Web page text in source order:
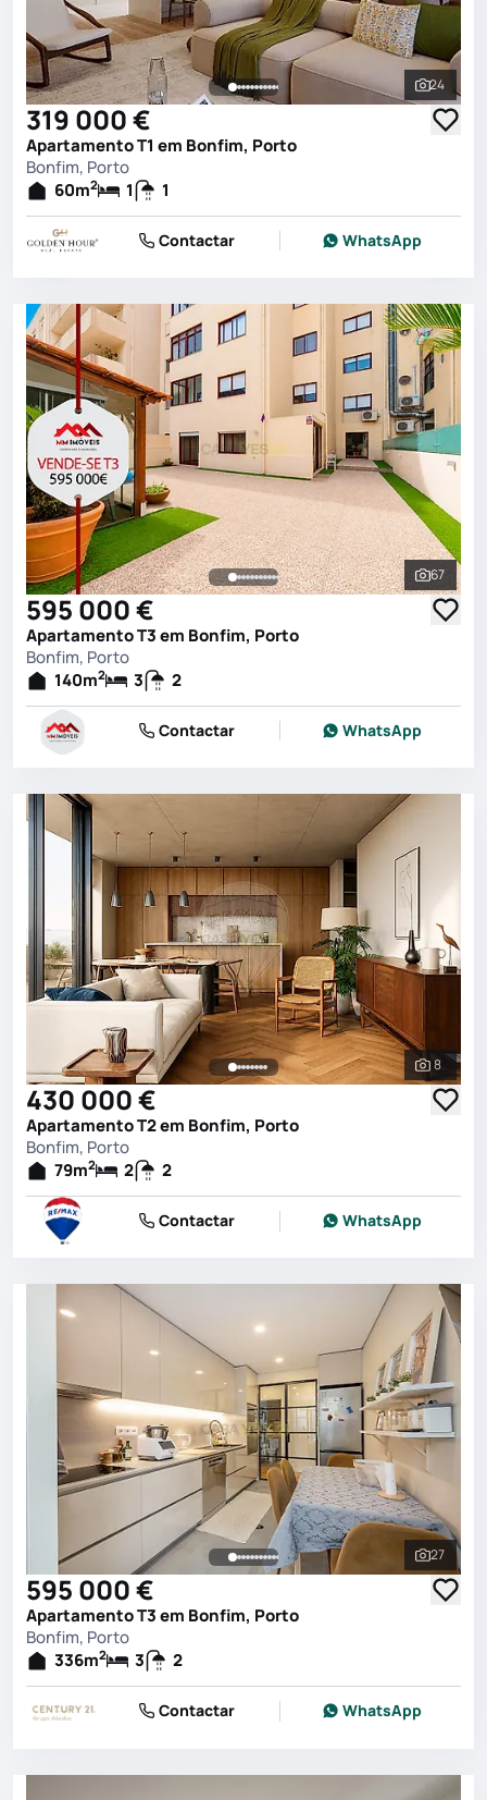
Ver
24
319 000 €
Apartamento T1 em Bonfim, Porto
Bonfim, Porto
60m2 1 1
Contactar WhatsApp
Ver
67
595 000 €
Apartamento T3 em Bonfim, Porto
Bonfim, Porto
140m2 3 2
Contactar WhatsApp
Ver
8
430 000 €
Apartamento T2 em Bonfim, Porto
Bonfim, Porto
79m2 2 2
Contactar WhatsApp
Ver
27
595 000 €
Apartamento T3 em Bonfim, Porto
Bonfim, Porto
336m2 3 2
Contactar WhatsApp